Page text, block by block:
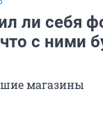
ли себя
с ними
магазины